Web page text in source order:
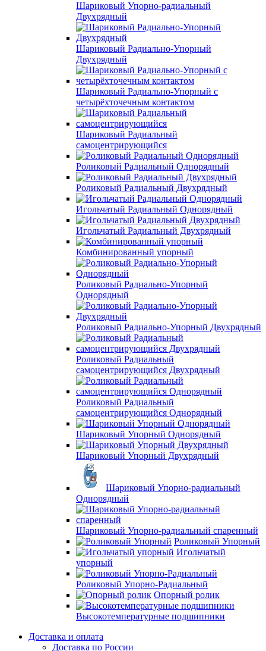
Шариковый Упорно-радиальный
Двухрядный
Шариковый Радиально-Упорный
Двухрядный
Шариковый Радиально-Упорный с
четырёхточечным контактом
Шариковый Радиальный
самоцентрирующийся
Роликовый Радиальный Однорядный
Роликовый Радиальный Двухрядный
Игольчатый Радиальный Однорядный
Игольчатый Радиальный Двухрядный
Комбинированный упорный
Роликовый Радиально-Упорный
Однорядный
Роликовый Радиально-Упорный Двухрядный
Роликовый Радиальный
самоцентрирующийся Двухрядный
Роликовый Радиальный
самоцентрирующийся Однорядный
Шариковый Упорный Однорядный
Шариковый Упорный Двухрядный
Шариковый Упорно-радиальный
Однорядный
Шариковый Упорно-радиальный спаренный
Роликовый Упорный
Игольчатый
упорный
Роликовый Упорно-Радиальный
Опорный ролик
Высокотемпературные подшипники
Доставка и оплата
Доставка по России